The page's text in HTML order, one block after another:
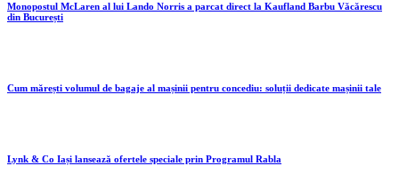
Monopostul McLaren al lui Lando Norris a parcat direct la Kaufland Barbu Văcărescu
din București
Cum mărești volumul de bagaje al mașinii pentru concediu: soluții dedicate mașinii tale
Lynk & Co Iași lansează ofertele speciale prin Programul Rabla